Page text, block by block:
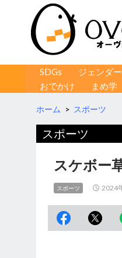
コンテンツへ移動
SDGs ジェンダー
おでかけ
まめ学
ホーム > スポーツ
スポーツ
スケボー
スポーツ 2024